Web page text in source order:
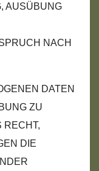
AUSÜBUNG
NACH
DATEN
ZU
RECHT,
DIE